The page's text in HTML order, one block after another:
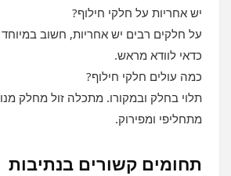
יש אחריות על חלקי חילוף?
על חלקים רבים יש אחריות, חשוב
כדאי לוודא מראש.
כמה עולים חלקי חילוף?
תלוי בחלק ובמקורו. מתכלה זול מחלק
מתחליפי ומפירוק.
תחומים קשורים בנתיבות